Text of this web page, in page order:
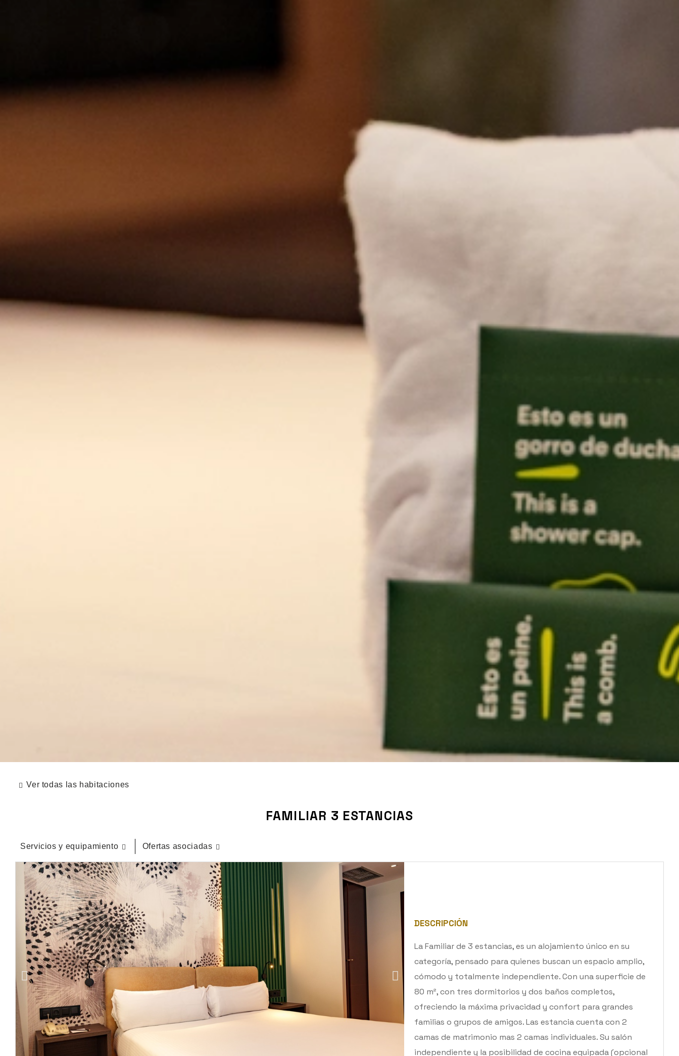
Ver todas las habitaciones
FAMILIAR 3 ESTANCIAS
Servicios y equipamiento Ofertas asociadas
DESCRIPCIÓN
La Familiar de 3 estancias, es un alojamiento único en su
categoría, pensado para quienes buscan un espacio amplio,
cómodo y totalmente independiente. Con una superficie de
80 m², con tres dormitorios y dos baños completos,
ofreciendo la máxima privacidad y confort para grandes
familias o grupos de amigos. Las estancia cuenta con 2
camas de matrimonio mas 2 camas individuales. Su salón
independiente y la posibilidad de cocina equipada (opcional